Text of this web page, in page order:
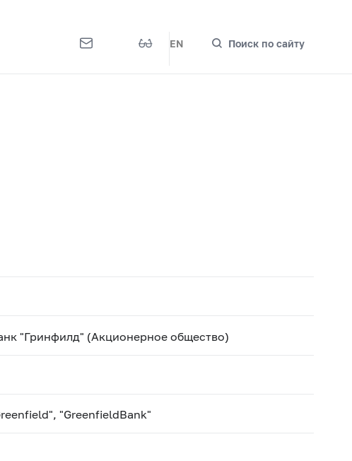
EN Поиск по сайту
"Гринфилд" (Акционерное общество)
"GreenfieldBank"